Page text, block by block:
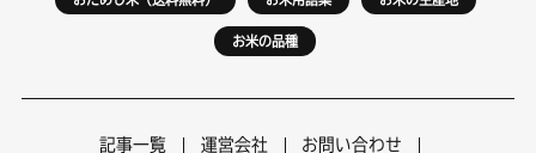
お米の品種
記事一覧 運営会社 お問い合わせ